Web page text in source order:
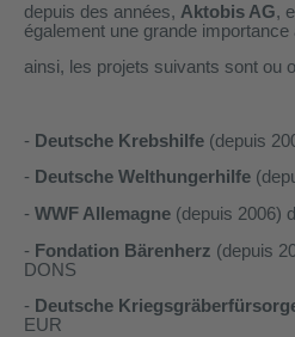
depuis des années, Aktobis AG,
également une grande importance
ainsi, les projets suivants sont ou
- Deutsche Krebshilfe (depuis
- Deutsche Welthungerhilfe
- WWF Allemagne (depuis 2006)
- Fondation Bärenherz (depuis
DONS
- Deutsche
EUR